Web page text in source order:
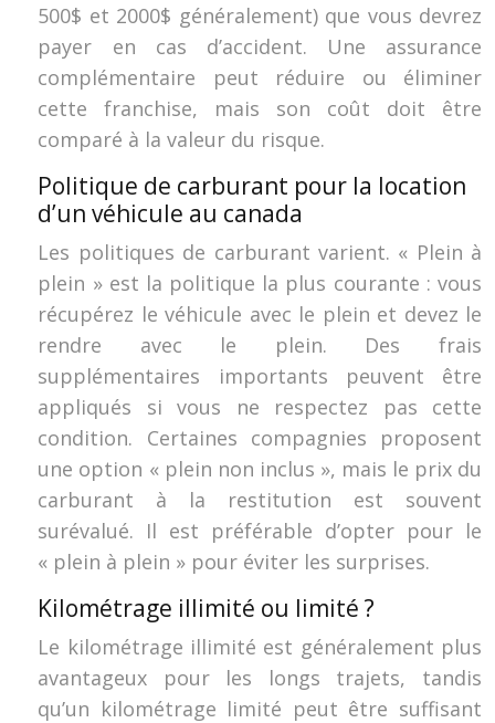
500$ et 2000$ généralement) que vous devrez
payer en cas d’accident. Une assurance
complémentaire peut réduire ou éliminer
cette franchise, mais son coût doit être
comparé à la valeur du risque.
Politique de carburant pour la location
d’un véhicule au canada
Les politiques de carburant varient. « Plein à
plein » est la politique la plus courante : vous
récupérez le véhicule avec le plein et devez le
rendre avec le plein. Des frais
supplémentaires importants peuvent être
appliqués si vous ne respectez pas cette
condition. Certaines compagnies proposent
une option « plein non inclus », mais le prix du
carburant à la restitution est souvent
surévalué. Il est préférable d’opter pour le
« plein à plein » pour éviter les surprises.
Kilométrage illimité ou limité ?
Le kilométrage illimité est généralement plus
avantageux pour les longs trajets, tandis
qu’un kilométrage limité peut être suffisant